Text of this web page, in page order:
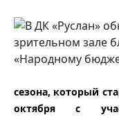
сезона, который
октября с